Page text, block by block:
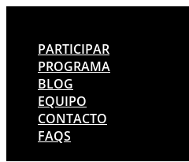
PARTICIPAR
PROGRAMA
BLOG
EQUIPO
CONTACTO
FAQS